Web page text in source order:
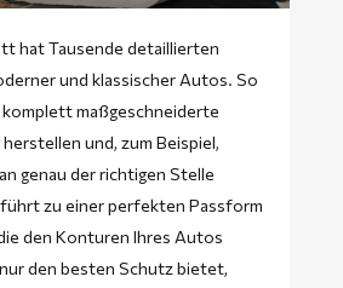
hat Tausende detaillierten
und klassischer Autos. So
maßgeschneiderte
und, zum Beispiel,
genau der richtigen Stelle
zu einer perfekten Passform
den Konturen Ihres Autos
den besten Schutz bietet,